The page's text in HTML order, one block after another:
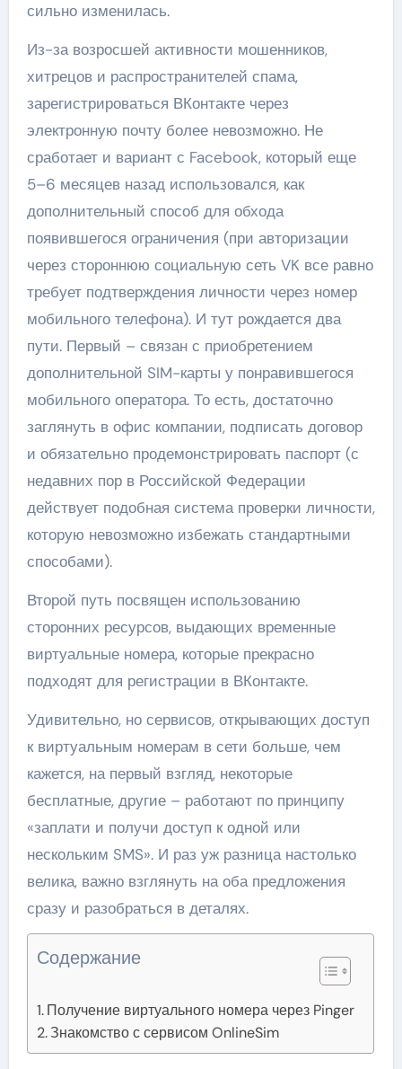
сильно изменилась.
Из-за возросшей активности мошенников,
хитрецов и распространителей спама,
зарегистрироваться ВКонтакте через
электронную почту более невозможно. Не
сработает и вариант с Facebook, который еще
5–6 месяцев назад использовался, как
дополнительный способ для обхода
появившегося ограничения (при авторизации
через стороннюю социальную сеть VK все равно
требует подтверждения личности через номер
мобильного телефона). И тут рождается два
пути. Первый – связан с приобретением
дополнительной SIM-карты у понравившегося
мобильного оператора. То есть, достаточно
заглянуть в офис компании, подписать договор
и обязательно продемонстрировать паспорт (с
недавних пор в Российской Федерации
действует подобная система проверки личности,
которую невозможно избежать стандартными
способами).
Второй путь посвящен использованию
сторонних ресурсов, выдающих временные
виртуальные номера, которые прекрасно
подходят для регистрации в ВКонтакте.
Удивительно, но сервисов, открывающих доступ
к виртуальным номерам в сети больше, чем
кажется, на первый взгляд, некоторые
бесплатные, другие – работают по принципу
«заплати и получи доступ к одной или
нескольким SMS». И раз уж разница настолько
велика, важно взглянуть на оба предложения
сразу и разобраться в деталях.
Содержание
Получение виртуального номера через Pinger
Знакомство с сервисом OnlineSim